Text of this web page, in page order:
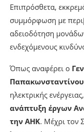
με μεγάλο αριθμό
αναπάντητος.
Διαπιστώθηκαν
συμβάσεων και
εσωτερικού
Επιπρόσθετα,
συμμόρφωση με
αδειοδότηση
ενδεχόμενους